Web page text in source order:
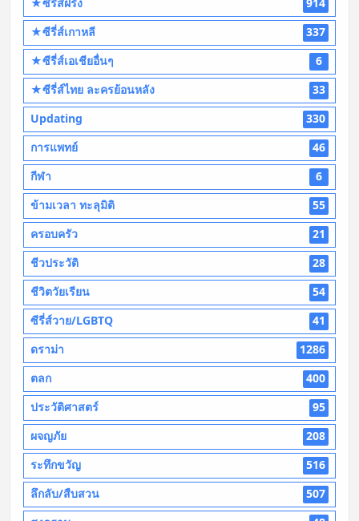
★ซีรี่ส์เกาหลี
337
★ซีรี่ส์เอเชียอื่นๆ
6
★ซีรี่ส์ไทย ละครย้อนหลัง
33
Updating
330
การแพทย์
46
กีฬา
6
ข้ามเวลา ทะลุมิติ
55
ครอบครัว
21
ชีวประวัติ
28
ชีวิตวัยเรียน
54
ซีรี่ส์วาย/LGBTQ
41
ดราม่า
1286
ตลก
400
ประวัติศาสตร์
95
ผจญภัย
208
ระทึกขวัญ
516
ลึกลับ/สืบสวน
507